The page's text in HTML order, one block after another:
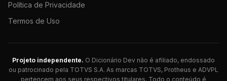
Política de Privacidade
Termos de Uso
Projeto independente. O Dicionário Dev não é afiliado, endossado
ou patrocinado pela TOTVS S.A. As marcas TOTVS, Protheus e ADVPL
pertencem aos seus respectivos titulares. Todo o conteúdo é